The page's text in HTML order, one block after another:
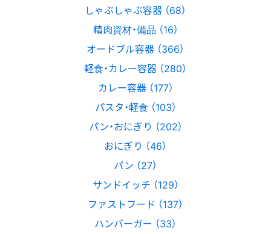
しゃぶしゃぶ容器 （68）
精肉資材・備品 （16）
オードブル容器 （366）
軽食・カレー容器 （280）
カレー容器 （177）
パスタ・軽食 （103）
パン・おにぎり （202）
おにぎり （46）
パン （27）
サンドイッチ （129）
ファストフード （137）
ハンバーガー （33）